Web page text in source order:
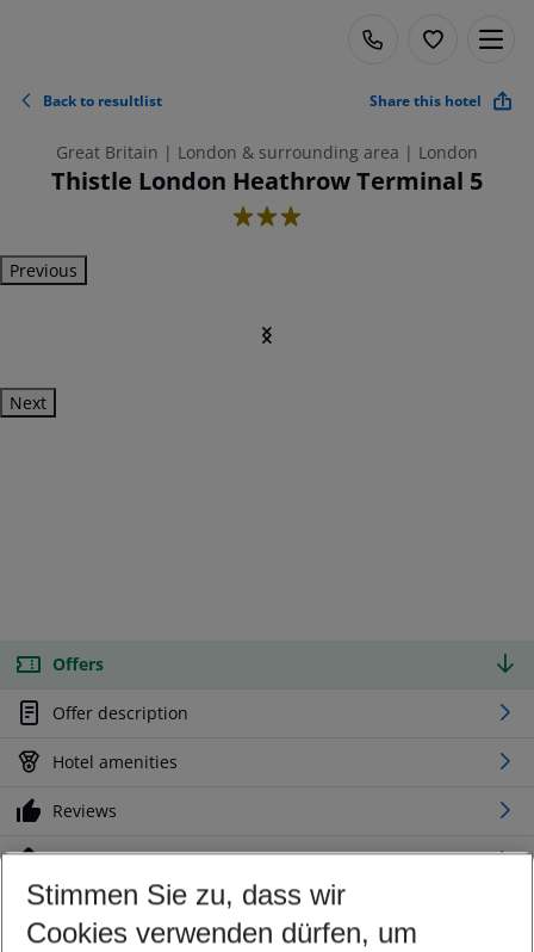
Back to resultlist Share this hotel
Great Britain | London & surrounding area | London
Thistle London Heathrow Terminal 5
3
Previous
Next
Offers
Offer description
Hotel amenities
Reviews
Location
Customize your offer
Stimmen Sie zu, dass wir
Cookies verwenden dürfen, um